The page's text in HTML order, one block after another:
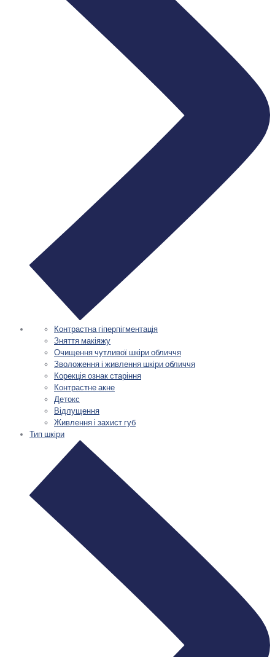
Контрастна гіперпігментація
Зняття макіяжу
Очищення чутливої шкіри обличчя
Зволоження і живлення шкіри обличчя
Корекція ознак старіння
Контрастне акне
Детокс
Відлущення
Живлення і захист губ
Тип шкіри